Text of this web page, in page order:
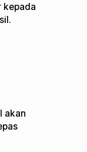
kepada
akan